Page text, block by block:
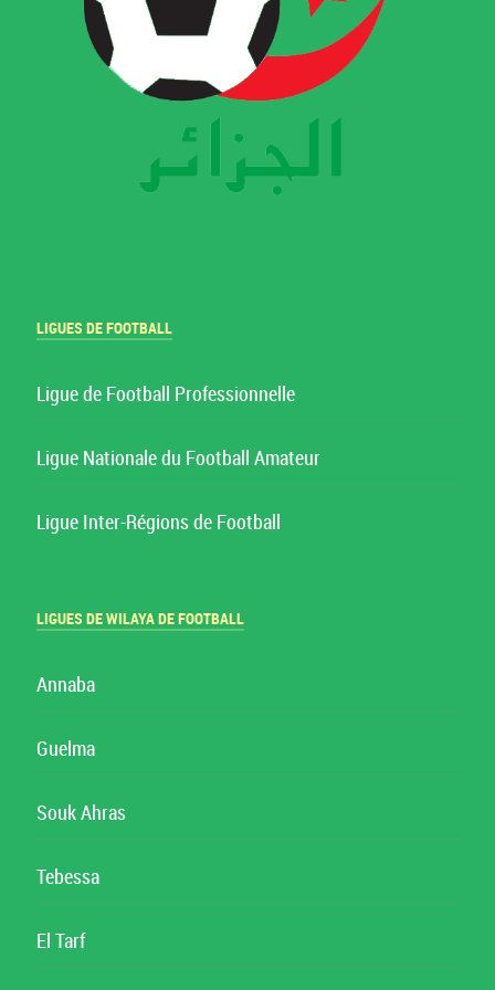
LIGUES DE FOOTBALL
Ligue de Football Professionnelle
Ligue Nationale du Football Amateur
Ligue Inter-Régions de Football
LIGUES DE WILAYA DE FOOTBALL
Annaba
Guelma
Souk Ahras
Tebessa
El Tarf